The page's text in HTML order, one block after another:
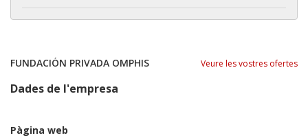
FUNDACIÓN PRIVADA OMPHIS Veure les vostres ofertes
Dades de l'empresa
Pàgina web